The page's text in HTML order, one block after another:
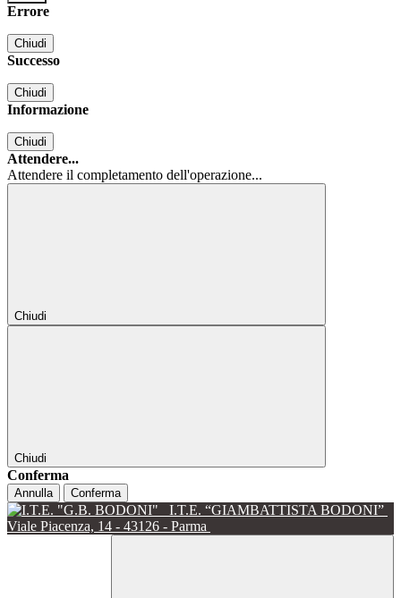
Errore
Chiudi
Successo
Chiudi
Informazione
Chiudi
Attendere...
Attendere il completamento dell'operazione...
Chiudi
Chiudi
Conferma
Annulla Conferma
I.T.E. “GIAMBATTISTA BODONI”
Viale Piacenza, 14 - 43126 - Parma